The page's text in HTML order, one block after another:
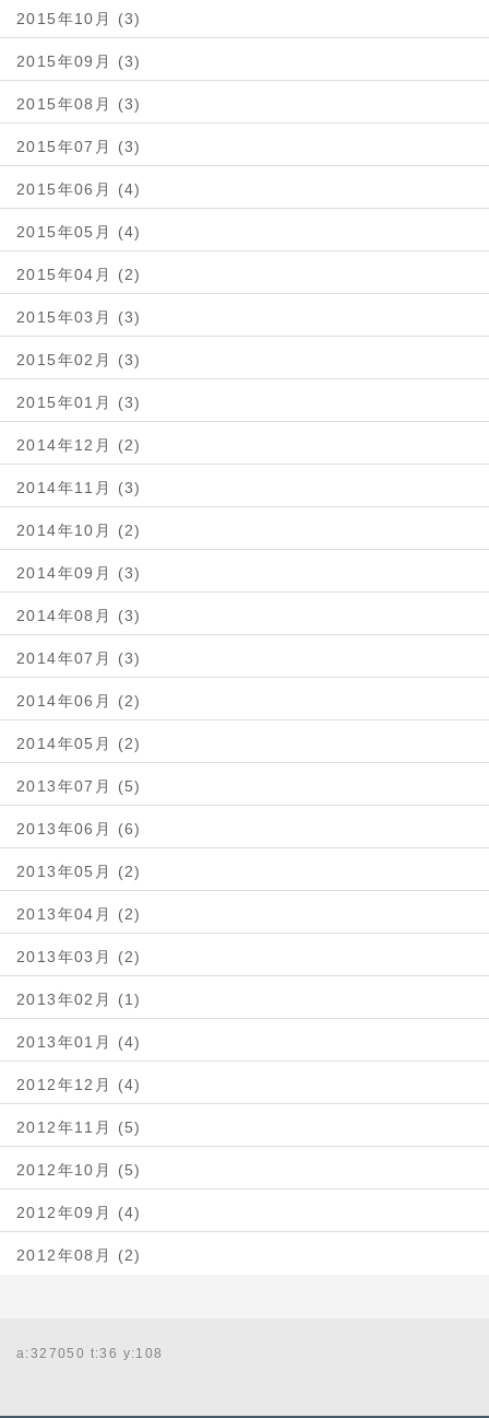
2015年10月 (3)
2015年09月 (3)
2015年08月 (3)
2015年07月 (3)
2015年06月 (4)
2015年05月 (4)
2015年04月 (2)
2015年03月 (3)
2015年02月 (3)
2015年01月 (3)
2014年12月 (2)
2014年11月 (3)
2014年10月 (2)
2014年09月 (3)
2014年08月 (3)
2014年07月 (3)
2014年06月 (2)
2014年05月 (2)
2013年07月 (5)
2013年06月 (6)
2013年05月 (2)
2013年04月 (2)
2013年03月 (2)
2013年02月 (1)
2013年01月 (4)
2012年12月 (4)
2012年11月 (5)
2012年10月 (5)
2012年09月 (4)
2012年08月 (2)
a:327050 t:36 y:108